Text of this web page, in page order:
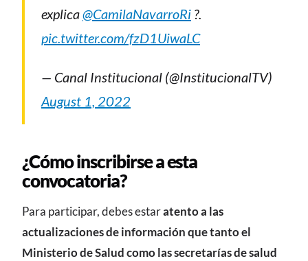
explica@CamilaNavarroRi ?.
pic.twitter.com/fzD1UiwaLC
— Canal Institucional (@InstitucionalTV)
August 1, 2022
¿Cómo inscribirse a esta
convocatoria?
Para participar, debes estaratento a las
actualizaciones de información que tanto el
Ministerio de Salud como las secretarías de salud